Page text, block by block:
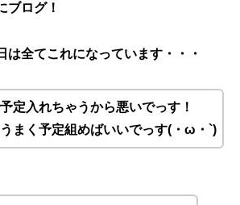
ブログ！
は全てこれになっています・・・
定入れちゃうから悪いでっす！
まく予定組めばいいでっす(・ω・`)